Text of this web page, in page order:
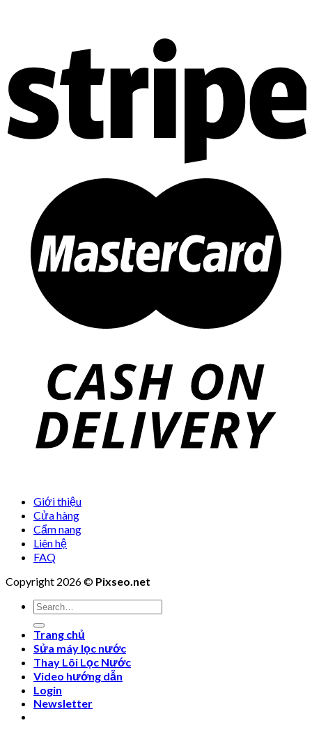
Giới thiệu
Cửa hàng
Cẩm nang
Liên hệ
FAQ
Copyright 2026 © Pixseo.net
Search
for:
Trang chủ
Sửa máy lọc nước
Thay Lõi Lọc Nước
Video hướng dẫn
Login
Newsletter